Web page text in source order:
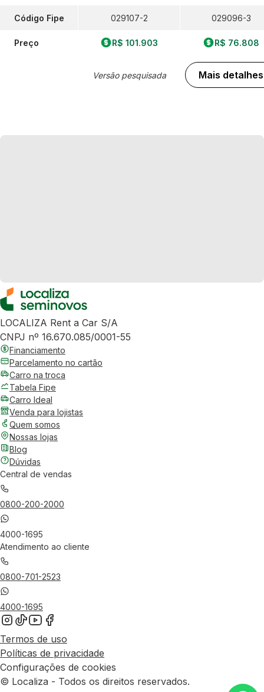
Código Fipe
Preço
029107-2
R$ 101.903
Versão pesquisada
029096-3
R$ 76.808
Mais detalhes
LOCALIZA Rent a Car S/A
CNPJ nº 16.670.085/0001-55
Financiamento
Parcelamento no cartão
Carro na troca
Tabela Fipe
Carro Ideal
Venda para lojistas
Quem somos
Nossas lojas
Blog
Dúvidas
Central de vendas
0800-200-2000
4000-1695
Atendimento ao cliente
0800-701-2523
4000-1695
Termos de uso
Políticas de privacidade
Configurações de cookies
© Localiza - Todos os direitos reservados.